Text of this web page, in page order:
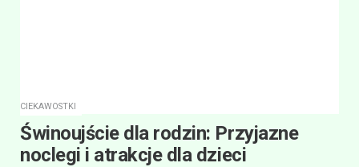
CIEKAWOSTKI
Świnoujście dla rodzin: Przyjazne
noclegi i atrakcje dla dzieci